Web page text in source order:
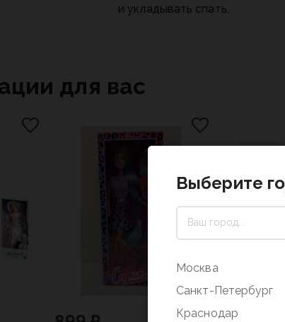
и укладывать спать.
для вас
Выберите
Москва
Санкт-Петербург
Краснодар